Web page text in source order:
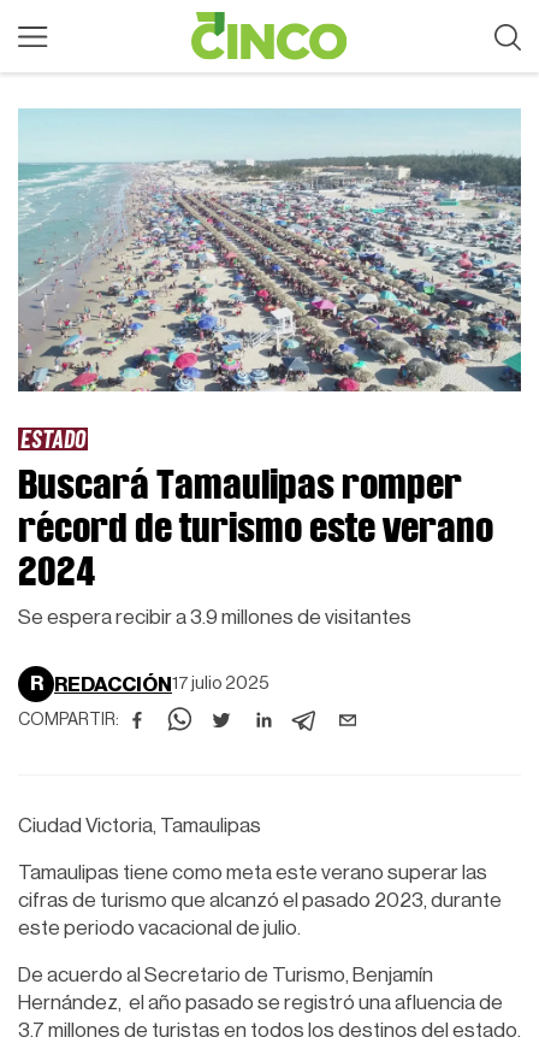
ESTADO
Buscará Tamaulipas romper
récord de turismo este verano
2024
Se espera recibir a 3.9 millones de visitantes
R REDACCIÓN 17 julio 2025
COMPARTIR:
Ciudad Victoria, Tamaulipas
Tamaulipas tiene como meta este verano superar las
cifras de turismo que alcanzó el pasado 2023, durante
este periodo vacacional de julio.
De acuerdo al Secretario de Turismo, Benjamín
Hernández, el año pasado se registró una afluencia de
3.7 millones de turistas en todos los destinos del estado.